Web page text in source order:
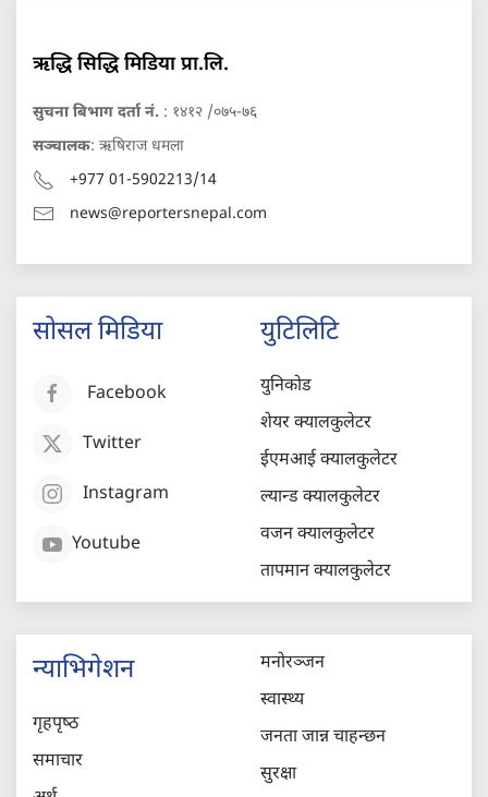
ऋद्धि सिद्धि मिडिया प्रा.लि.
सुचना बिभाग दर्ता नं. : १४१२ /०७५-७६
सञ्चालक: ऋषिराज धमला
+977 01-5902213/14
news@reportersnepal.com
सोसल मिडिया
Facebook
Twitter
Instagram
Youtube
युटिलिटि
युनिकोड
शेयर क्यालकुलेटर
ईएमआई क्यालकुलेटर
ल्यान्ड क्यालकुलेटर
वजन क्यालकुलेटर
तापमान क्यालकुलेटर
न्याभिगेशन
गृहपृष्‍ठ
समाचार
मनोरञ्जन
स्वास्थ्य
जनता जान्न चाहन्छन
सुरक्षा